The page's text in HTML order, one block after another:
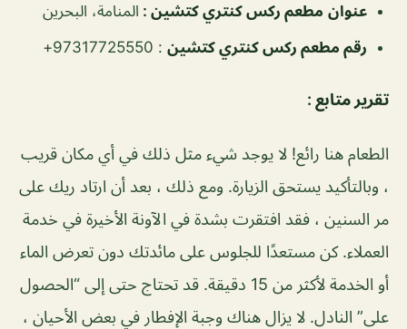
عنوان مطعم ركس كنتري كتشين : المنامة، البحرين
رقم مطعم ركس كنتري كتشين :
97317725550+
تقرير متابع :
الطعام هنا رائع! لا يوجد شيء مثل ذلك في أي مكان قريب
، وبالتأكيد يستحق الزيارة. ومع ذلك ، بعد أن ارتاد ريك على
مر السنين ، فقد افتقرت بشدة في الآونة الأخيرة في خدمة
العملاء. كن مستعدًا للجلوس على مائدتك دون تعرض الماء
أو الخدمة لأكثر من 15 دقيقة. قد تحتاج حتى إلى “الحصول
على” النادل. لا يزال هناك وجبة الإفطار في بعض الأحيان ،